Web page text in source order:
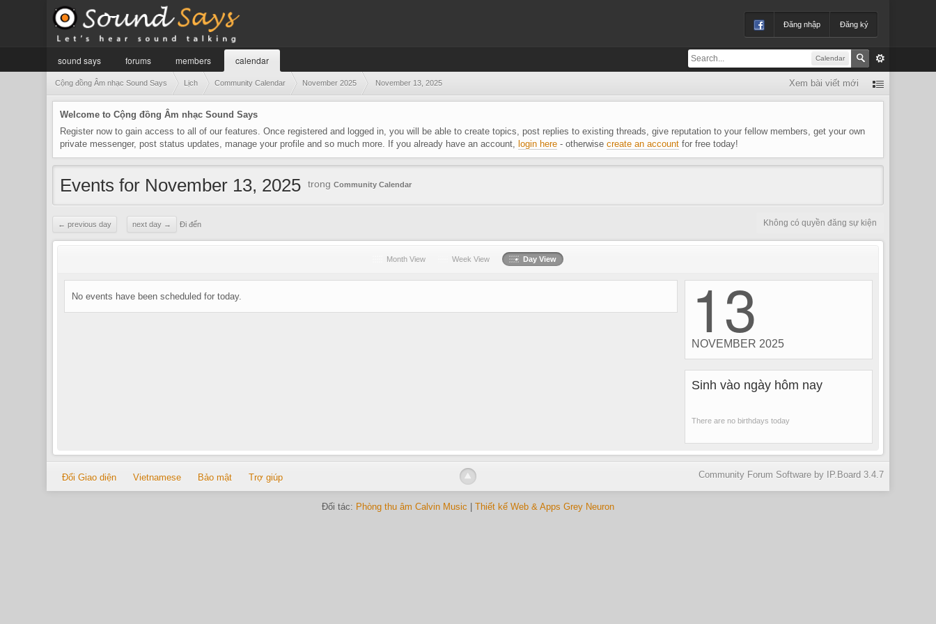
Đăng nhập Đăng ký
Calendar
sound says forums members calendar
Cộng đồng Âm nhạc Sound Says Lịch Community Calendar November 2025 November 13, 2025 Xem bài viết mới
Welcome to Cộng đồng Âm nhạc Sound Says
Register now to gain access to all of our features. Once registered and logged in, you will be able to create topics, post replies to existing threads, give reputation to your fellow members, get your own
private messenger, post status updates, manage your profile and so much more. If you already have an account, login here - otherwisecreate an account for free today!
Events for November 13, 2025 trongCommunity Calendar
← previous day next day → Đi đến Không có quyền đăng sự kiện
Month View Week View Day View
No events have been scheduled for today. 13
NOVEMBER 2025
Sinh vào ngày hôm nay
There are no birthdays today
Community Forum Software by IP.Board 3.4.7
Đổi Giao diện Vietnamese Bảo mật Trợ giúp
Đối tác: Phòng thu âm Calvin Music Thiết kế Web & Apps Grey Neuron